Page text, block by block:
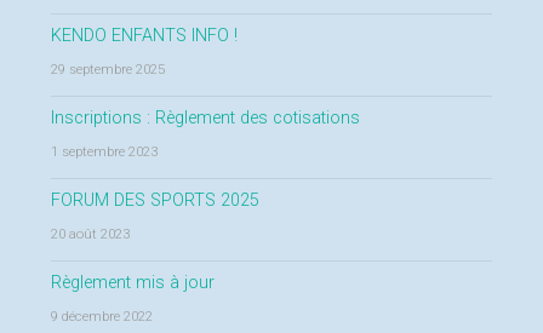
KENDO ENFANTS INFO !
29 septembre 2025
Inscriptions : Règlement des cotisations
1 septembre 2023
FORUM DES SPORTS 2025
20 août 2023
Règlement mis à jour
9 décembre 2022